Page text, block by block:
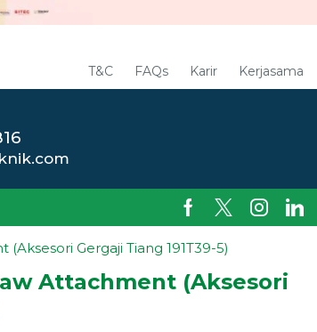
T&C FAQs Karir Kerjasama
Gergaji Tiang 191T39-5)
Attachment (Aksesori